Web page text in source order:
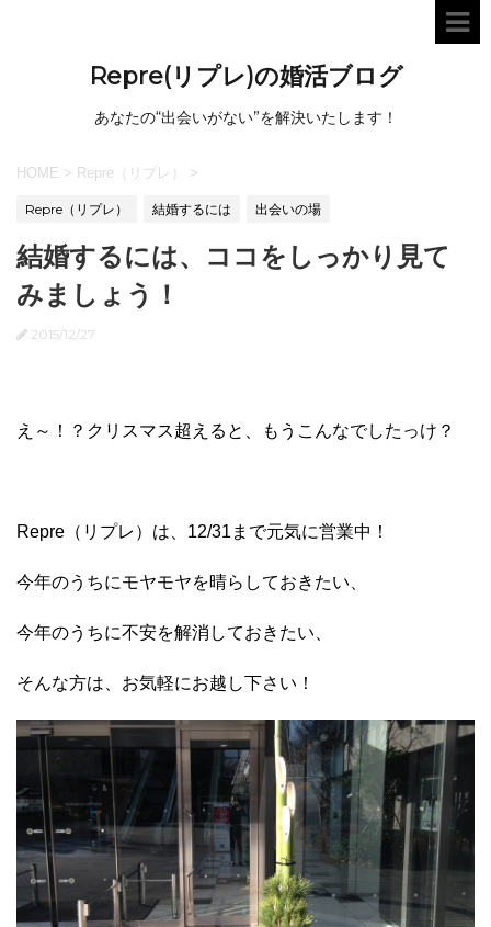
Repre(リプレ)の婚活ブログ
あなたの“出会いがない”を解決いたします！
HOME > Repre（リプレ） >
Repre（リプレ） 結婚するには 出会いの場
結婚するには、ココをしっかり見て
みましょう！
2015/12/27
え～！？クリスマス超えると、もうこんなでしたっけ？
Repre（リプレ）は、12/31まで元気に営業中！
今年のうちにモヤモヤを晴らしておきたい、
今年のうちに不安を解消しておきたい、
そんな方は、お気軽にお越し下さい！